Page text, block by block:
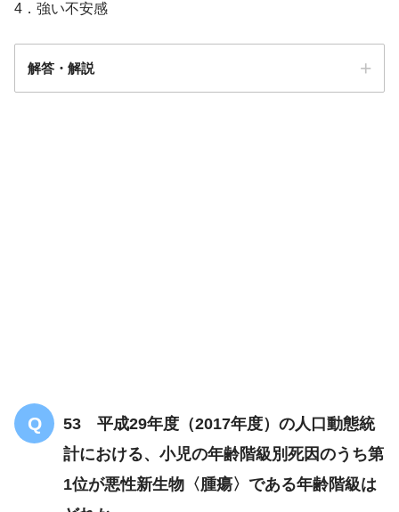
4．強い不安感
解答・解説
53 平成29年度（2017年度）の人口動態統
計における、小児の年齢階級別死因のうち第
1位が悪性新生物〈腫瘍〉である年齢階級は